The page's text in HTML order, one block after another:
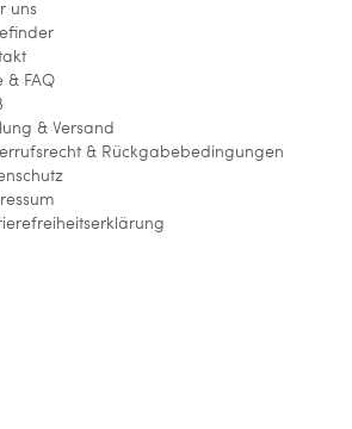
uns
& FAQ
& Versand
& Rückgabebedingungen